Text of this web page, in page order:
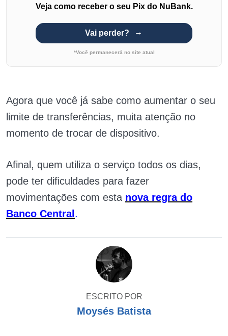
Veja como receber o seu Pix do NuBank.
Vai perder?
*Você permanecerá no site atual
Agora que você já sabe como aumentar o seu
limite de transferências, muita atenção no
momento de trocar de dispositivo.
Afinal, quem utiliza o serviço todos os dias,
pode ter dificuldades para fazer
movimentações com esta nova regra do
Banco Central .
ESCRITO POR
Moysés Batista